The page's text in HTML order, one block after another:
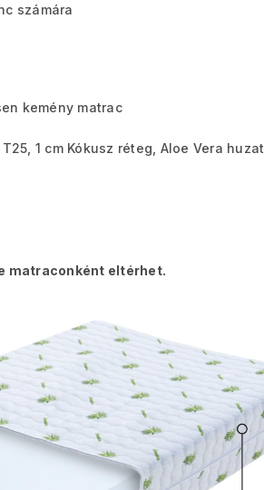
számára
kemény matrac
1 cm Kókusz réteg, Aloe Vera huzat
matraconként eltérhet.